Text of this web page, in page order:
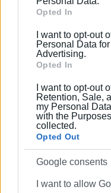
Google and its third-
section.
Opted In
I want to opt-out
Personal Data
Advertising.
Opted In
I want to opt-out
Retention, Sale,
my Personal
with the
collected.
Opted Out
Google consents
I want to allow